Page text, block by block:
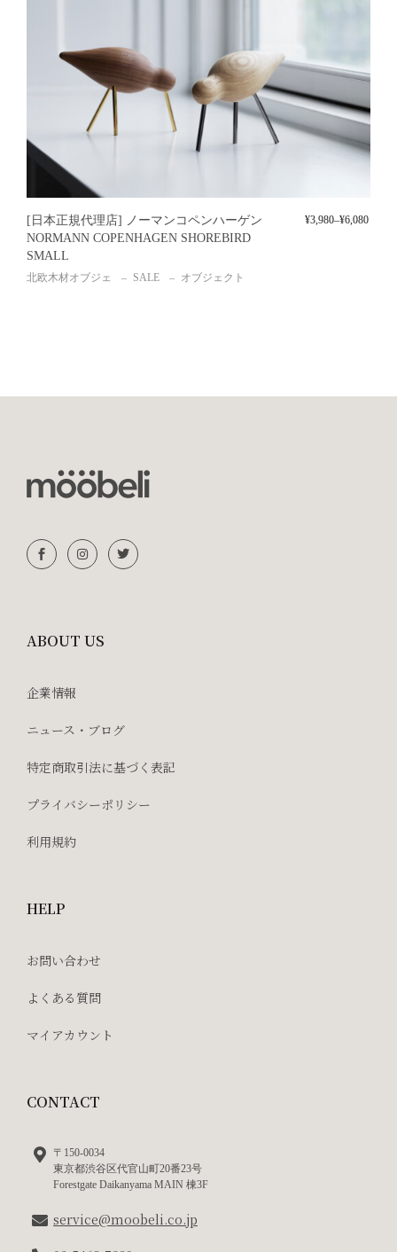
[日本正規代理店] ノーマンコペンハーゲン
NORMANN COPENHAGEN SHOREBIRD
SMALL
北欧木材オブジェ SALE オブジェクト
¥3,980–¥6,080
ABOUT US
企業情報
ニュース・ブログ
特定商取引法に基づく表記
プライバシーポリシー
利用規約
HELP
お問い合わせ
よくある質問
マイアカウント
CONTACT
〒150-0034
東京都渋谷区代官山町20番23号
Forestgate Daikanyama MAIN 棟3F
service@moobeli.co.jp